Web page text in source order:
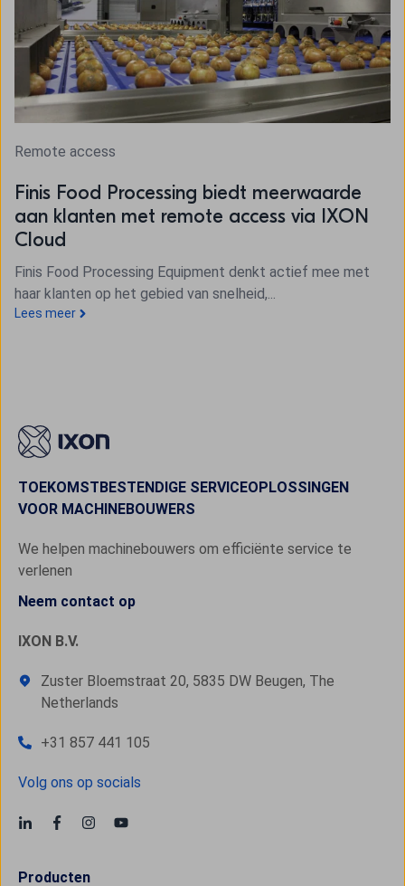
Remote access
Finis Food Processing biedt meerwaarde
aan klanten met remote access via IXON
Cloud
Finis Food Processing Equipment denkt actief mee met
haar klanten op het gebied van snelheid,...
Lees meer
TOEKOMSTBESTENDIGE SERVICEOPLOSSINGEN
VOOR MACHINEBOUWERS
We helpen machinebouwers om efficiënte service te
verlenen
Neem contact op
IXON B.V.
Zuster Bloemstraat 20, 5835 DW Beugen, The
Netherlands
+31 857 441 105
Volg ons op socials
Producten